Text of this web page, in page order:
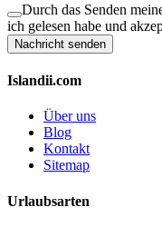
Durch das Senden
ich gelesen habe und
Nachricht senden
Islandii.com
Über uns
Blog
Kontakt
Sitemap
Urlaubsarten